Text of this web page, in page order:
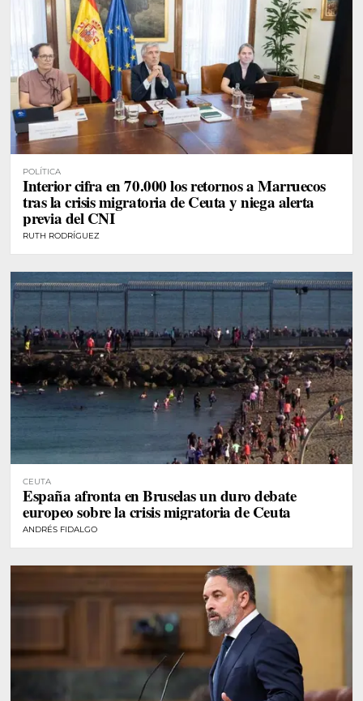
POLÍTICA
Interior cifra en 70.000 los retornos a Marruecos
tras la crisis migratoria de Ceuta y niega alerta
previa del CNI
RUTH RODRÍGUEZ
CEUTA
España afronta en Bruselas un duro debate
europeo sobre la crisis migratoria de Ceuta
ANDRÉS FIDALGO